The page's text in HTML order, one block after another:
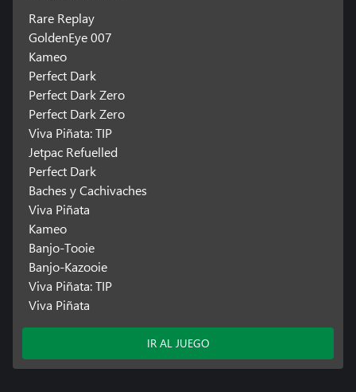
Rare Replay
GoldenEye 007
Kameo
Perfect Dark
Perfect Dark Zero
Perfect Dark Zero
Viva Piñata: TIP
Jetpac Refuelled
Perfect Dark
Baches y Cachivaches
Viva Piñata
Kameo
Banjo-Tooie
Banjo-Kazooie
Viva Piñata: TIP
Viva Piñata
IR AL JUEGO